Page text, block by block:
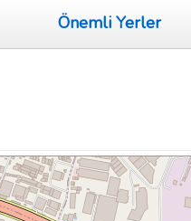
Önemli Yerler